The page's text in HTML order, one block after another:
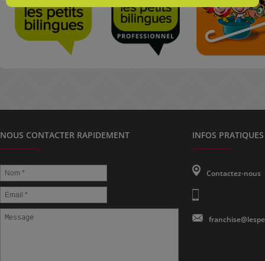
NOUS CONTACTER RAPIDEMENT INFOS PRATIQUES
Contactez-nous